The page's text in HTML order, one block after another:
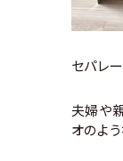
セパレ
夫婦や
オのよ